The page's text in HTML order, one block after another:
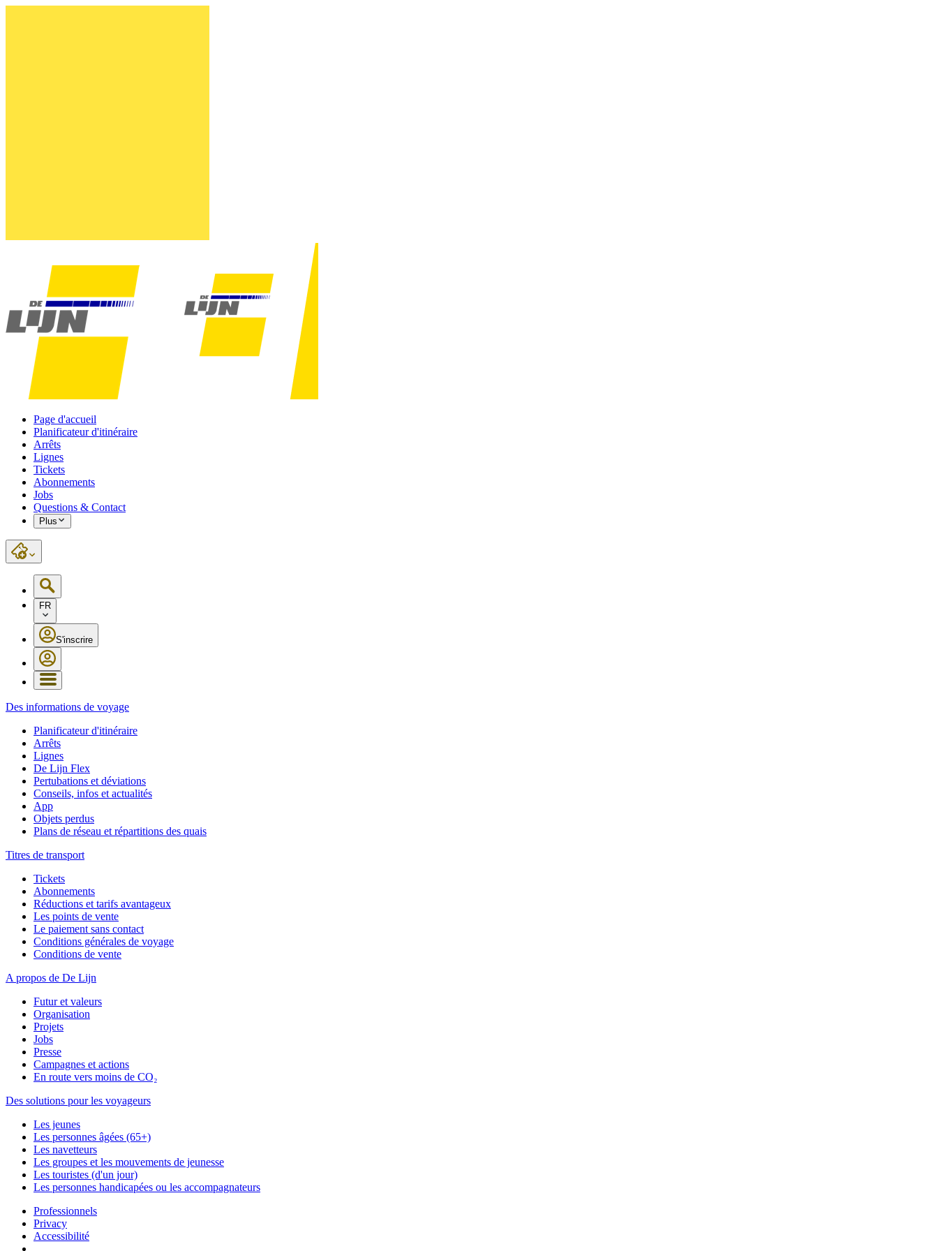
Page d'accueil
Planificateur d'itinéraire
Arrêts
Lignes
Tickets
Abonnements
Jobs
Questions & Contact
Plus
FR
S'inscrire
Des informations de voyage
Planificateur d'itinéraire
Arrêts
Lignes
De Lijn Flex
Pertubations et déviations
Conseils, infos et actualités
App
Objets perdus
Plans de réseau et répartitions des quais
Titres de transport
Tickets
Abonnements
Réductions et tarifs avantageux
Les points de vente
Le paiement sans contact
Conditions générales de voyage
Conditions de vente
A propos de De Lijn
Futur et valeurs
Organisation
Projets
Jobs
Presse
Campagnes et actions
En route vers moins de CO₂
Des solutions pour les voyageurs
Les jeunes
Les personnes âgées (65+)
Les navetteurs
Les groupes et les mouvements de jeunesse
Les touristes (d'un jour)
Les personnes handicapées ou les accompagnateurs
Professionnels
Privacy
Accessibilité